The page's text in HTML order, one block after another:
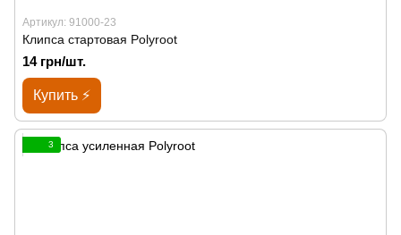
Артикул: 91000-23
Клипса стартовая Polyroot
14 грн/шт.
Купить ⚡
3